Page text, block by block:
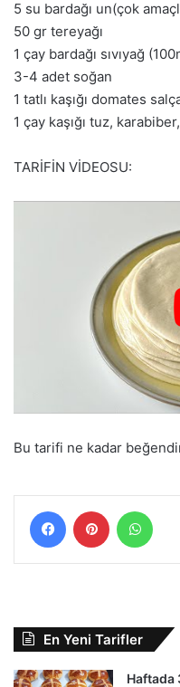
5 su bardağı un(çok
50 gr tereyağı
1 çay bardağı sıvıyağ
3-4 adet soğan
1 tatlı kaşığı domates
1 çay kaşığı tuz,
TARİFİN VİDEOSU:
Bu tarifi ne kadar
FacebookPinterest
En Yeni Tarifler
Haftada